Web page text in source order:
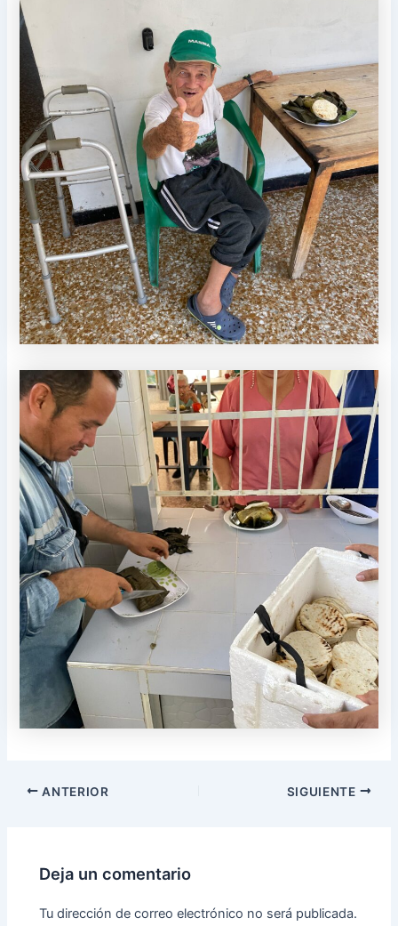
ANTERIOR SIGUIENTE
Deja un comentario
Tu dirección de correo electrónico no será publicada.